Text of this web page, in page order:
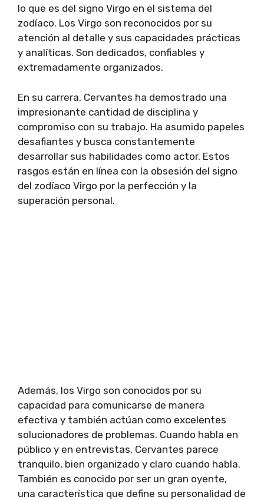
lo que es del signo Virgo en el sistema del
zodíaco. Los Virgo son reconocidos por su
atención al detalle y sus capacidades prácticas
y analíticas. Son dedicados, confiables y
extremadamente organizados.
En su carrera, Cervantes ha demostrado una
impresionante cantidad de disciplina y
compromiso con su trabajo. Ha asumido papeles
desafiantes y busca constantemente
desarrollar sus habilidades como actor. Estos
rasgos están en línea con la obsesión del signo
del zodíaco Virgo por la perfección y la
superación personal.
Además, los Virgo son conocidos por su
capacidad para comunicarse de manera
efectiva y también actúan como excelentes
solucionadores de problemas. Cuando habla en
público y en entrevistas, Cervantes parece
tranquilo, bien organizado y claro cuando habla.
También es conocido por ser un gran oyente,
una característica que define su personalidad de